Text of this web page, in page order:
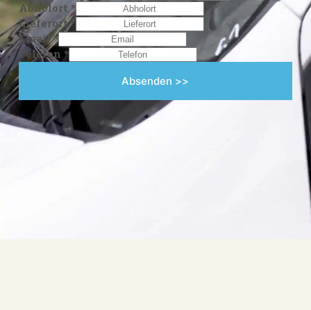
Abholort *
Lieferort*
Email*
Telefon *
Absenden >>